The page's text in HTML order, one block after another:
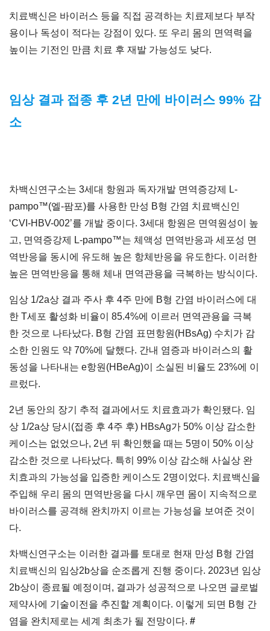
치료백신은 바이러스 등을 직접 공격하는 치료제보다 부작
용이나 독성이 적다는 강점이 있다. 또 우리 몸의 면역력을
높이는 기전인 만큼 치료 후 재발 가능성도 낮다.
임상 결과 접종 후 2년 만에 바이러스 99% 감
소
차백신연구소는 3세대 항원과 독자개발 면역증강제 L-
pampo™(엘-팜포)를 사용한 만성 B형 간염 치료백신인
‘CVI-HBV-002’를 개발 중이다. 3세대 항원은 면역원성이 높
고, 면역증강제 L-pampo™는 체액성 면역반응과 세포성 면
역반응을 동시에 유도해 높은 항체반응을 유도한다. 이러한
높은 면역반응을 통해 체내 면역관용을 극복하는 방식이다.
임상 1/2a상 결과 주사 후 4주 만에 B형 간염 바이러스에 대
한 T세포 활성화 비율이 85.4%에 이르러 면역관용을 극복
한 것으로 나타났다. B형 간염 표면항원(HBsAg) 수치가 감
소한 인원도 약 70%에 달했다. 간내 염증과 바이러스의 활
동성을 나타내는 e항원(HBeAg)이 소실된 비율도 23%에 이
르렀다.
2년 동안의 장기 추적 결과에서도 치료효과가 확인됐다. 임
상 1/2a상 당시(접종 후 4주 후) HBsAg가 50% 이상 감소한
케이스는 없었으나, 2년 뒤 확인했을 때는 5명이 50% 이상
감소한 것으로 나타났다. 특히 99% 이상 감소해 사실상 완
치효과의 가능성을 입증한 케이스도 2명이었다. 치료백신을
주입해 우리 몸의 면역반응을 다시 깨우면 몸이 지속적으로
바이러스를 공격해 완치까지 이르는 가능성을 보여준 것이
다.
차백신연구소는 이러한 결과를 토대로 현재 만성 B형 간염
치료백신의 임상2b상을 순조롭게 진행 중이다. 2023년 임상
2b상이 종료될 예정이며, 결과가 성공적으로 나오면 글로벌
제약사에 기술이전을 추진할 계획이다. 이렇게 되면 B형 간
염을 완치제로는 세계 최초가 될 전망이다. #